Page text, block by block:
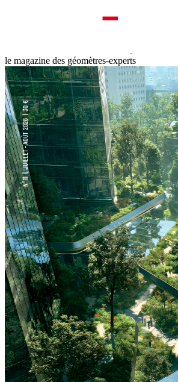
le magazine des géomètres-experts